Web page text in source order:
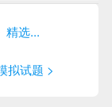
精选...
拟试题 >